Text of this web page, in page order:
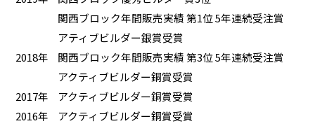
関西ブロック年間販売実績 第1位 5年連続受注賞
アティブビルダー銀賞受賞
2018年
関西ブロック年間販売実績 第3位 5年連続受注賞
アクティブビルダー銅賞受賞
2017年
アクティブビルダー銅賞受賞
2016年
アクティブビルダー銅賞受賞